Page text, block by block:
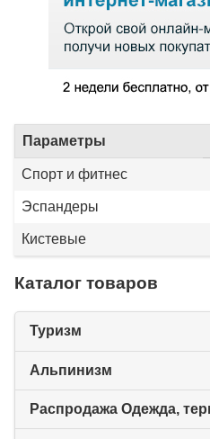
Параметры
Спорт и фитнес
Эспандеры
Кистевые
Каталог товаров
Туризм
Альпинизм